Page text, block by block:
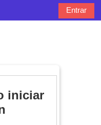
Entrar
iniciar